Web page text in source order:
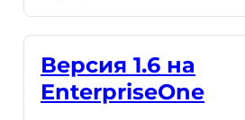
Версия 1.6 на
EnterpriseOne